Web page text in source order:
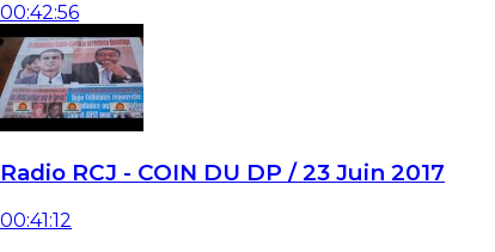
00:42:56
Radio RCJ - COIN DU DP / 23 Juin 2017
00:41:12